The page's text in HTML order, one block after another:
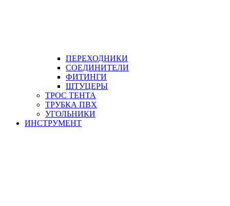
ПЕРЕХОДНИКИ
СОЕДИНИТЕЛИ
ФИТИНГИ
ШТУЦЕРЫ
ТРОС ТЕНТА
ТРУБКА ПВХ
УГОЛЬНИКИ
ИНСТРУМЕНТ